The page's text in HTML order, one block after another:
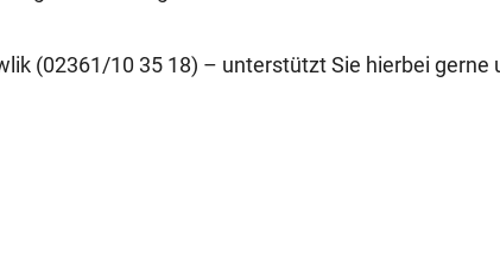
(02361/10 35 18) – unterstützt Sie hierbei gerne